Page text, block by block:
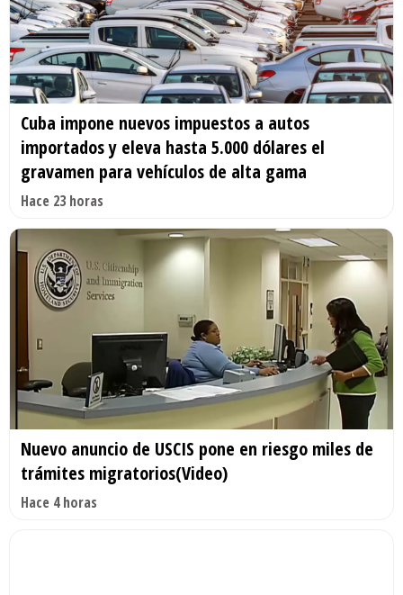
Cuba impone nuevos impuestos a autos
importados y eleva hasta 5.000 dólares el
gravamen para vehículos de alta gama
Hace 23 horas
Nuevo anuncio de USCIS pone en riesgo miles de
trámites migratorios(Video)
Hace 4 horas